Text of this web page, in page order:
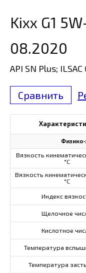
Kixx G1
08.2020
API SN Plus; ILSAC
Сравнить
Физико-
Вязкость
°С
Вязкость
°С
Индекс
Щелочное
Кислотное
Температура
Температура